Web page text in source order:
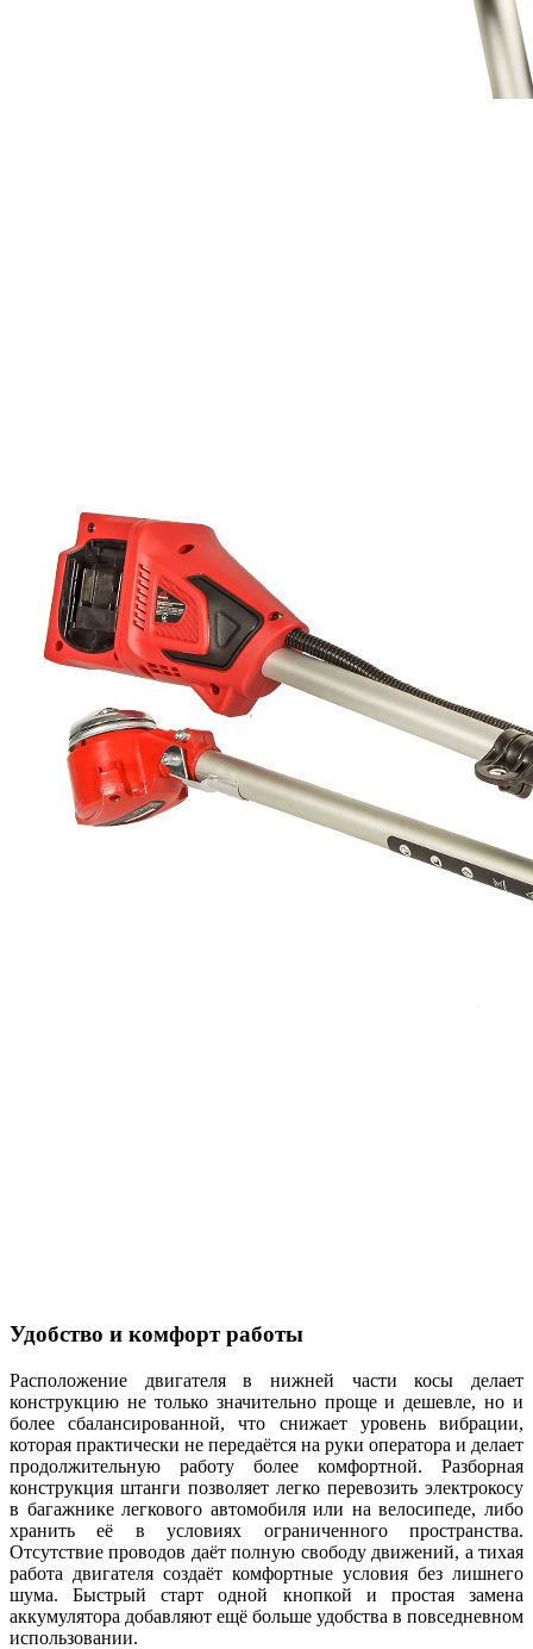
Удобство и комфорт работы
Расположение двигателя в нижней части косы делает
конструкцию не только значительно проще и дешевле, но и
более сбалансированной, что снижает уровень вибрации,
которая практически не передаётся на руки оператора и делает
продолжительную работу более комфортной. Разборная
конструкция штанги позволяет легко перевозить электрокосу
в багажнике легкового автомобиля или на велосипеде, либо
хранить её в условиях ограниченного пространства.
Отсутствие проводов даёт полную свободу движений, а тихая
работа двигателя создаёт комфортные условия без лишнего
шума. Быстрый старт одной кнопкой и простая замена
аккумулятора добавляют ещё больше удобства в повседневном
использовании.